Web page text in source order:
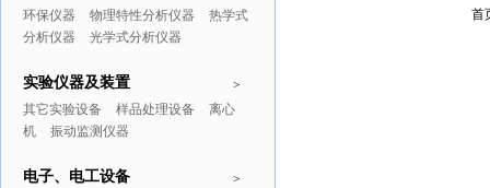
环保仪器 物理特性分析仪器
热学式
分析仪器
光学式分析仪器
>
实验仪器及装置
其它实验设备 样品处理设备
离心
机
振动监测仪器
>
电子、电工设备
首